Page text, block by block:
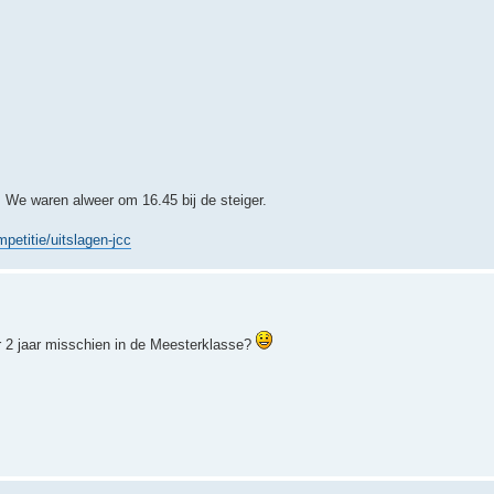
waren alweer om 16.45 bij de steiger.
uitslagen-jcc
jaar misschien in de Meesterklasse?